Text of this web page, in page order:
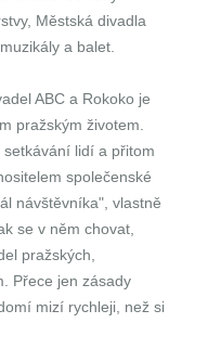
Městská divadla
a balet.
ABC a Rokoko je
pražským životem.
lidí a přitom
společenské
návštěvníka", vlastně
se v něm chovat,
pražských,
Přece jen zásady
mizí rychleji, než si